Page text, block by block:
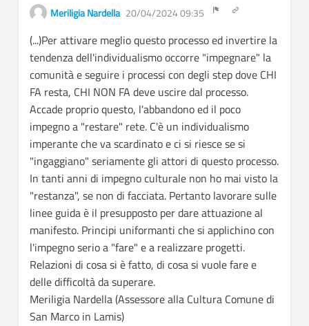
Meriligia Nardella 20/04/2024 09:35 Ottieni link a
(...)Per attivare meglio questo processo ed invertire la
tendenza dell'individualismo occorre "impegnare" la
comunità e seguire i processi con degli step dove CHI
FA resta, CHI NON FA deve uscire dal processo.
Accade proprio questo, l'abbandono ed il poco
impegno a "restare" rete. C'è un individualismo
imperante che va scardinato e ci si riesce se si
"ingaggiano" seriamente gli attori di questo processo.
In tanti anni di impegno culturale non ho mai visto la
"restanza", se non di facciata. Pertanto lavorare sulle
linee guida è il presupposto per dare attuazione al
manifesto. Principi uniformanti che si applichino con
l'impegno serio a "fare" e a realizzare progetti.
Relazioni di cosa si è fatto, di cosa si vuole fare e
delle difficoltà da superare.
Meriligia Nardella (Assessore alla Cultura Comune di
San Marco in Lamis)